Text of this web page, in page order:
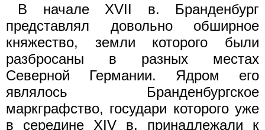
В начале XVII в. Бранденбург
представлял довольно обширное
княжество, земли которого были
разбросаны в разных местах
Северной Германии. Ядром его
являлось Бранденбургское
маркграфство, государи которого уже
в середине XIV в. принадлежали к